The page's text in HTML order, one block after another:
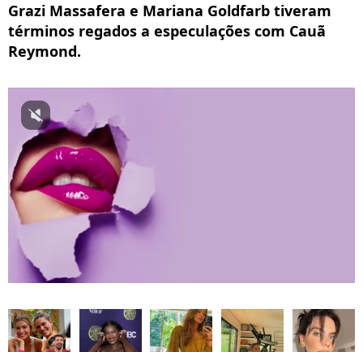
Grazi Massafera e Mariana Goldfarb tiveram
términos regados a especulações com Cauã
Reymond.